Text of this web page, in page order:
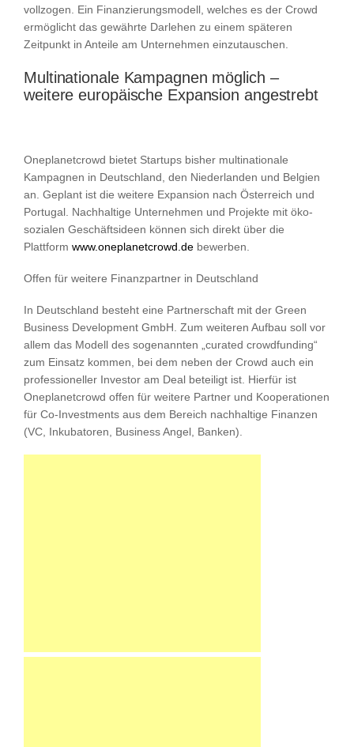
vollzogen. Ein Finanzierungsmodell, welches es der Crowd
ermöglicht das gewährte Darlehen zu einem späteren
Zeitpunkt in Anteile am Unternehmen einzutauschen.
Multinationale Kampagnen möglich –
weitere europäische Expansion angestrebt
Oneplanetcrowd bietet Startups bisher multinationale
Kampagnen in Deutschland, den Niederlanden und Belgien
an. Geplant ist die weitere Expansion nach Österreich und
Portugal. Nachhaltige Unternehmen und Projekte mit öko-
sozialen Geschäftsideen können sich direkt über die
Plattform www.oneplanetcrowd.de bewerben.
Offen für weitere Finanzpartner in Deutschland
In Deutschland besteht eine Partnerschaft mit der Green
Business Development GmbH. Zum weiteren Aufbau soll vor
allem das Modell des sogenannten „curated crowdfunding“
zum Einsatz kommen, bei dem neben der Crowd auch ein
professioneller Investor am Deal beteiligt ist. Hierfür ist
Oneplanetcrowd offen für weitere Partner und Kooperationen
für Co-Investments aus dem Bereich nachhaltige Finanzen
(VC, Inkubatoren, Business Angel, Banken).